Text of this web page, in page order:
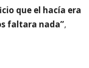
que el hacía era
faltara nada”,